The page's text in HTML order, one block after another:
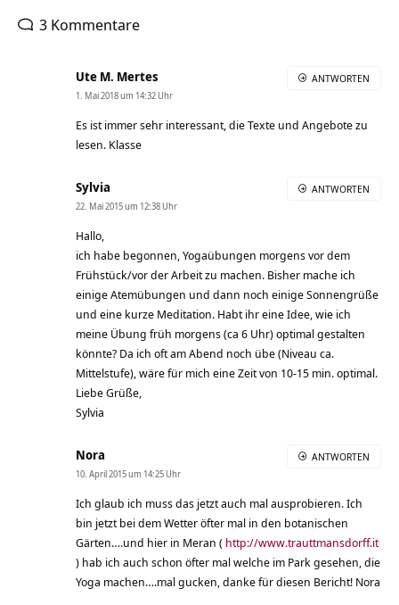
3 Kommentare
Ute M. Mertes
1. Mai 2018 um 14:32 Uhr
Es ist immer sehr interessant, die Texte und Angebote zu
lesen. Klasse
ANTWORTEN
Sylvia
22. Mai 2015 um 12:38 Uhr
Hallo,
ich habe begonnen, Yogaübungen morgens vor dem
Frühstück/vor der Arbeit zu machen. Bisher mache ich
einige Atemübungen und dann noch einige Sonnengrüße
und eine kurze Meditation. Habt ihr eine Idee, wie ich
meine Übung früh morgens (ca 6 Uhr) optimal gestalten
könnte? Da ich oft am Abend noch übe (Niveau ca.
Mittelstufe), wäre für mich eine Zeit von 10-15 min. optimal.
Liebe Grüße,
Sylvia
ANTWORTEN
Nora
10. April 2015 um 14:25 Uhr
Ich glaub ich muss das jetzt auch mal ausprobieren. Ich
bin jetzt bei dem Wetter öfter mal in den botanischen
Gärten….und hier in Meran ( http://www.trauttmansdorff.it
) hab ich auch schon öfter mal welche im Park gesehen, die
Yoga machen….mal gucken, danke für diesen Bericht! Nora
ANTWORTEN